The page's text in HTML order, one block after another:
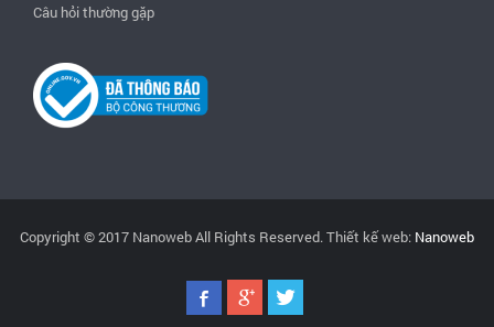
Câu hỏi thường gặp
Copyright © 2017 Nanoweb All Rights Reserved. Thiết kế web: Nanoweb